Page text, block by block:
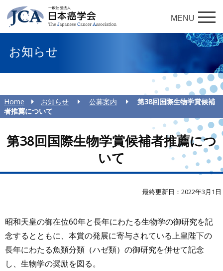
MENU
お知らせ
Home お知らせ 公募案内
第38回国際生物学賞候補
者推薦について
第38回国際生物学賞候補者推薦につ
いて
最終更新日：2022年3月1日
昭和天皇の御在位60年と長年にわたる生物学の御研究を記
念するとともに、本賞の発展に寄与されている上皇陛下の
長年にわたる魚類分類（ハゼ類）の御研究を併せて記念
し、生物学の奨励を図る。